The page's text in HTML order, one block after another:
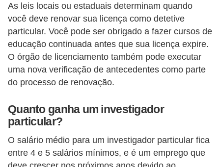
As leis locais ou estaduais determinam quando
você deve renovar sua licença como detetive
particular. Você pode ser obrigado a fazer cursos de
educação continuada antes que sua licença expire.
O órgão de licenciamento também pode executar
uma nova verificação de antecedentes como parte
do processo de renovação.
Quanto ganha um investigador
particular?
O salário médio para um investigador particular fica
entre 4 e 5 salários mínimos, e é um emprego que